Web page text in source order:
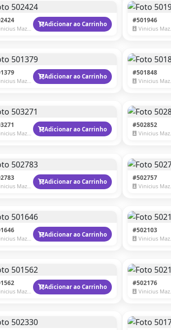
Mazzaro
Adicionar ao Carrinho #501946
Vinicius Mazzaro
Mazzaro
Adicionar ao Carrinho #501848
Vinicius Mazzaro
Mazzaro
Adicionar ao Carrinho #502852
Vinicius Mazzaro
Mazzaro
Adicionar ao Carrinho #502757
Vinicius Mazzaro
Mazzaro
Adicionar ao Carrinho #502103
Vinicius Mazzaro
Mazzaro
Adicionar ao Carrinho #502176
Vinicius Mazzaro